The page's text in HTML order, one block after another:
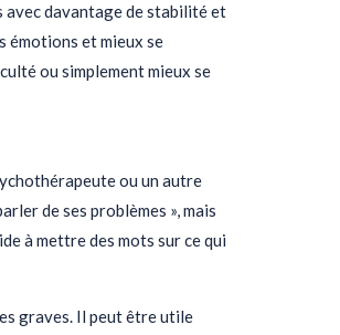
avec davantage de stabilité et
émotions et mieux se
ou simplement mieux se
ou un autre
de ses problèmes », mais
à mettre des mots sur ce qui
graves. Il peut être utile